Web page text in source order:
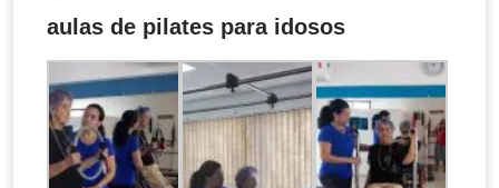
aulas de pilates para idosos